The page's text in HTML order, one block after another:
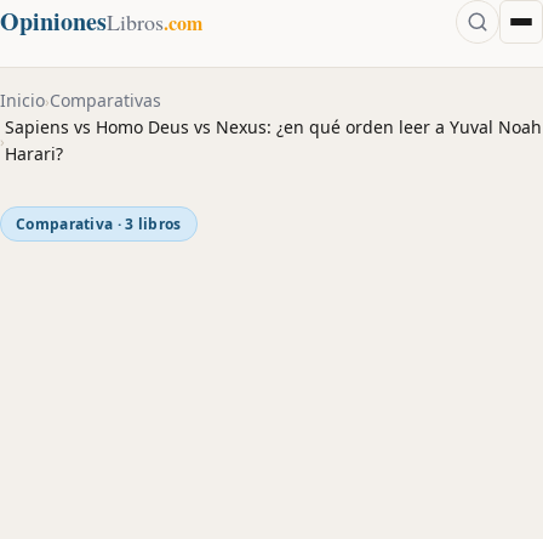
OpinionesLibros.com
Inicio›Comparativas
›
Sapiens vs Homo Deus vs Nexus: ¿en qué orden leer a Yuval Noah
Harari?
Comparativa · 3 libros